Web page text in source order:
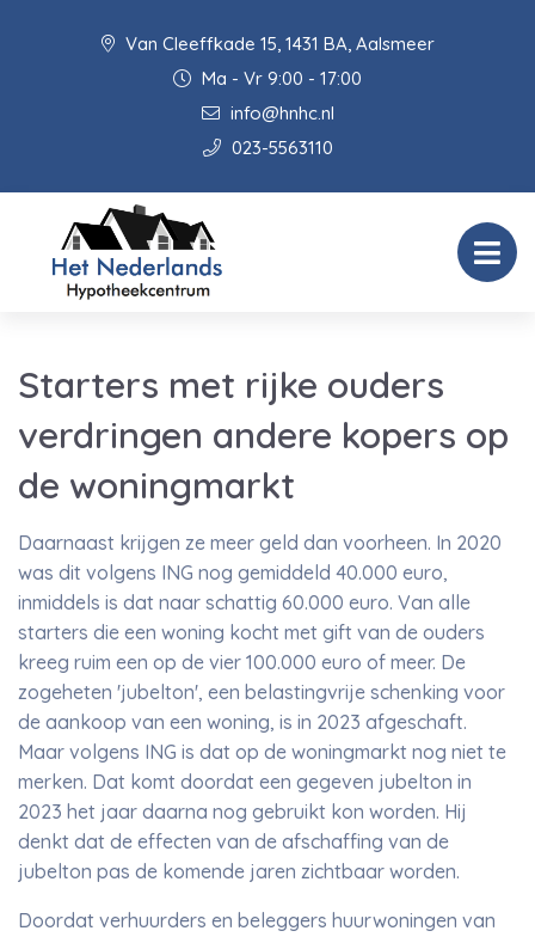
Van Cleeffkade 15, 1431 BA, Aalsmeer
Ma - Vr 9:00 - 17:00
info@hnhc.nl
023-5563110
Starters met rijke ouders
verdringen andere kopers op
de woningmarkt
Daarnaast krijgen ze meer geld dan voorheen. In 2020
was dit volgens ING nog gemiddeld 40.000 euro,
inmiddels is dat naar schattig 60.000 euro. Van alle
starters die een woning kocht met gift van de ouders
kreeg ruim een op de vier 100.000 euro of meer. De
zogeheten 'jubelton', een belastingvrije schenking voor
de aankoop van een woning, is in 2023 afgeschaft.
Maar volgens ING is dat op de woningmarkt nog niet te
merken. Dat komt doordat een gegeven jubelton in
2023 het jaar daarna nog gebruikt kon worden. Hij
denkt dat de effecten van de afschaffing van de
jubelton pas de komende jaren zichtbaar worden.
Doordat verhuurders en beleggers huurwoningen van